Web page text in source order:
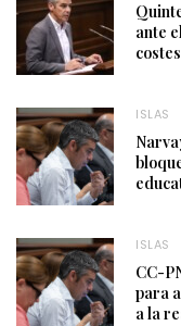
ante
ISLAS
ISLAS
CC-
para
a la